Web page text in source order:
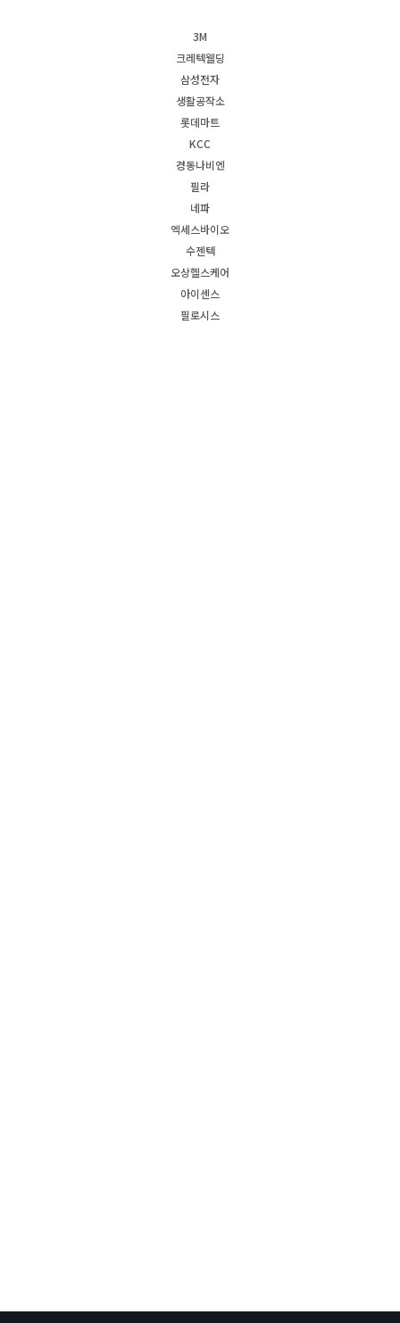
3M
크레텍웰딩
삼성전자
생활공작소
롯데마트
KCC
경동나비엔
필라
네파
엑세스바이오
수젠텍
오상헬스케어
아이센스
필로시스